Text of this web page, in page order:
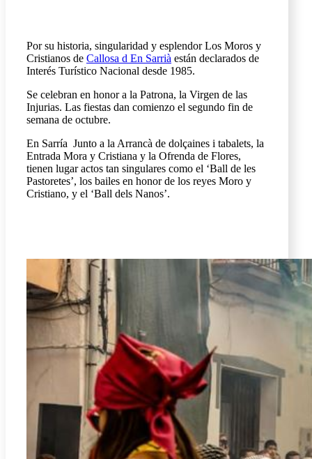
Por su historia, singularidad y esplendor Los Moros y
Cristianos de Callosa d En Sarrià están declarados de
Interés Turístico Nacional desde 1985.
Se celebran en honor a la Patrona, la Virgen de las
Injurias. Las fiestas dan comienzo el segundo fin de
semana de octubre.
En Sarría Junto a la Arrancà de dolçaines i tabalets, la
Entrada Mora y Cristiana y la Ofrenda de Flores,
tienen lugar actos tan singulares como el ‘Ball de les
Pastoretes’, los bailes en honor de los reyes Moro y
Cristiano, y el ‘Ball dels Nanos’.